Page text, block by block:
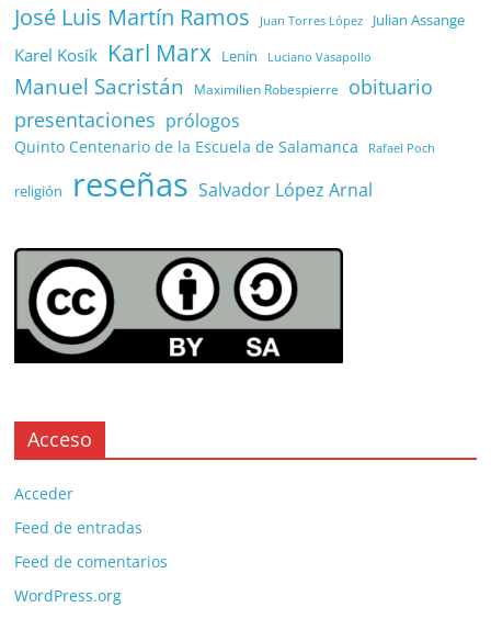
José Luis Martín Ramos Juan Torres López Julian Assange
Karel Kosík Karl Marx Lenin Luciano Vasapollo
Manuel Sacristán Maximilien Robespierre
obituario
presentaciones prólogos
Quinto Centenario de la Escuela de Salamanca Rafael Poch
religión reseñas Salvador López Arnal
Acceso
Acceder
Feed de entradas
Feed de comentarios
WordPress.org